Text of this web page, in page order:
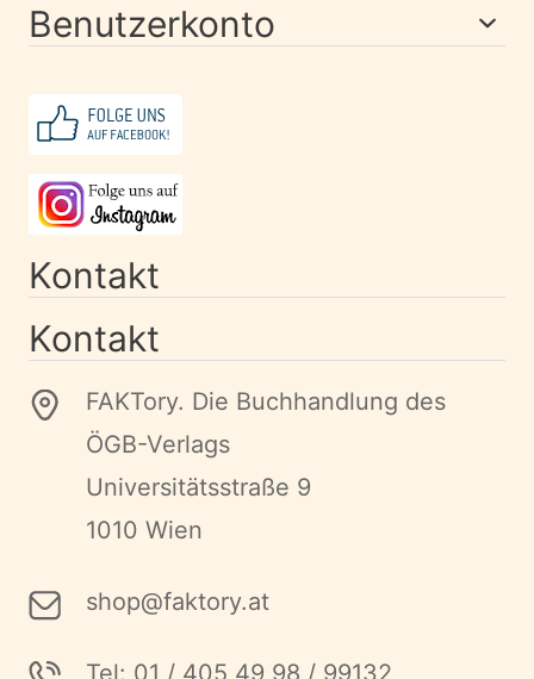
Benutzerkonto
Kontakt
Kontakt
FAKTory. Die Buchhandlung des
ÖGB-Verlags
Universitätsstraße 9
1010 Wien
shop@faktory.at
Tel: 01 / 405 49 98 / 99132